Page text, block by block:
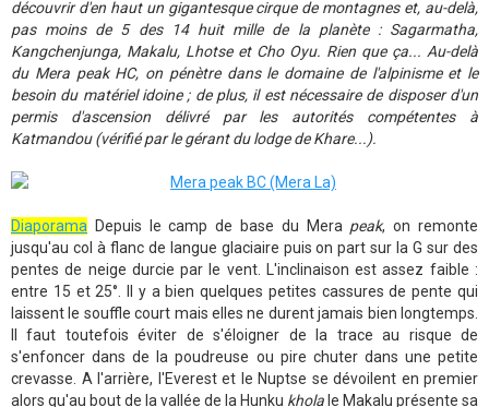
découvrir d'en haut un gigantesque cirque de montagnes et, au-delà,
pas moins de 5 des 14 huit mille de la planète : Sagarmatha,
Kangchenjunga, Makalu, Lhotse et Cho Oyu. Rien que ça... Au-delà
du Mera peak HC, on pénètre dans le domaine de l'alpinisme et le
besoin du matériel idoine ; de plus, il est nécessaire de disposer d'un
permis d'ascension délivré par les autorités compétentes à
Katmandou (vérifié par le gérant du lodge de Khare...).
Diaporama Depuis le camp de base du Mera peak, on remonte
jusqu'au col à flanc de langue glaciaire puis on part sur la G sur des
pentes de neige durcie par le vent. L'inclinaison est assez faible :
entre 15 et 25°. Il y a bien quelques petites cassures de pente qui
laissent le souffle court mais elles ne durent jamais bien longtemps.
Il faut toutefois éviter de s'éloigner de la trace au risque de
s'enfoncer dans de la poudreuse ou pire chuter dans une petite
crevasse. A l'arrière, l'Everest et le Nuptse se dévoilent en premier
alors qu'au bout de la vallée de la Hunku khola le Makalu présente sa